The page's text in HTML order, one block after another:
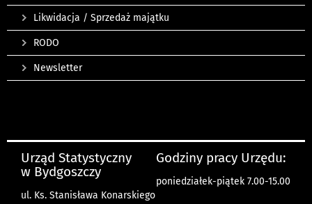
Likwidacja / Sprzedaż majątku
RODO
Newsletter
Urząd Statystyczny
w Bydgoszczy
ul. Ks. Stanisława Konarskiego
Godziny pracy Urzędu:
poniedziałek-piątek 7.00-15.00